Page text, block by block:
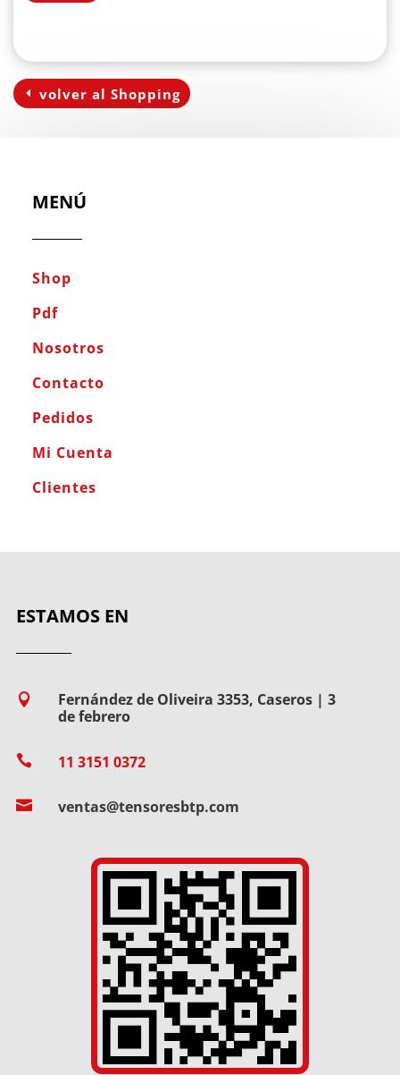
volver al Shopping
MENÚ
Shop
Pdf
Nosotros
Contacto
Pedidos
Mi Cuenta
Clientes
ESTAMOS EN

Fernández de Oliveira 3353, Caseros | 3
de febrero
 11 3151 0372
 ventas@tensoresbtp.com